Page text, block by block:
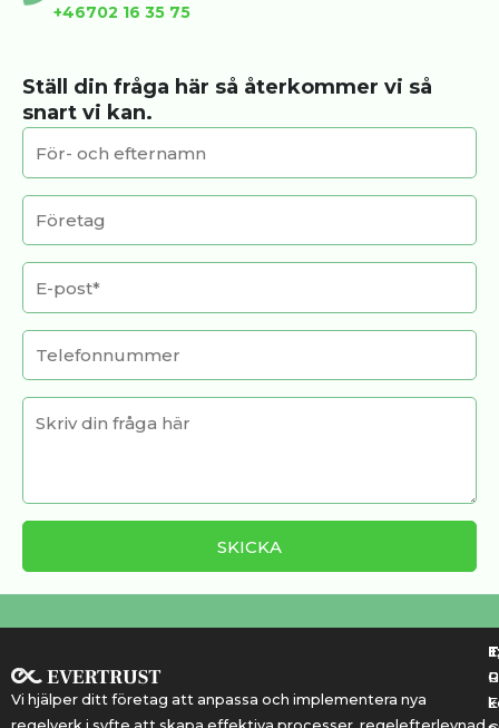
+46702 16 35 75
Ställ din fråga här så återkommer vi så
snart vi kan.
Vi hjälper ditt företag att anpassa och implementera nya